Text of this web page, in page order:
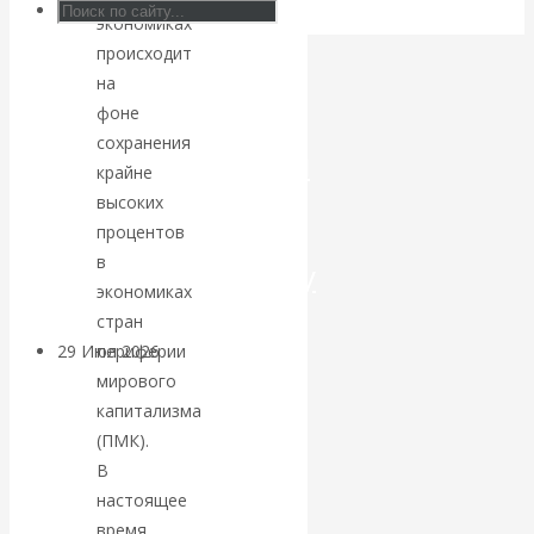
Искусственный
интеллект —
революционный
переход к
посткапитализму
29 Июл 2026Мировая
финансовая олигархия
Валентин
Катасонов.
экономиках
происходит
на
фоне
сохранения
крайне
высоких
процентов
в
экономиках
стран
периферии
мирового
капитализма
(ПМК).
В
настоящее